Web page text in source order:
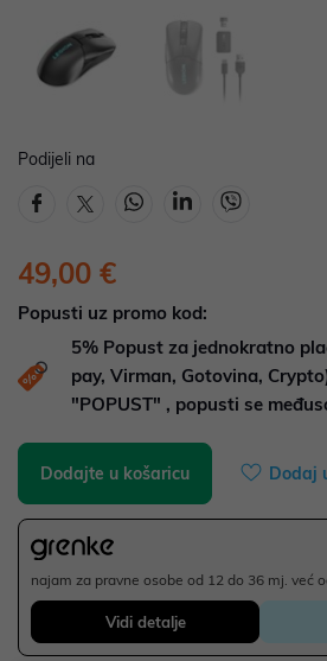
Podijeli na
49,00 €
Popusti uz promo kod:
5% Popust za jednokratno
pay, Virman, Gotovina,
"POPUST" , popusti se
Dodajte u košaricu Dodaj
najam za pravne osobe od 12 do 36 mj. već
Vidi detalje